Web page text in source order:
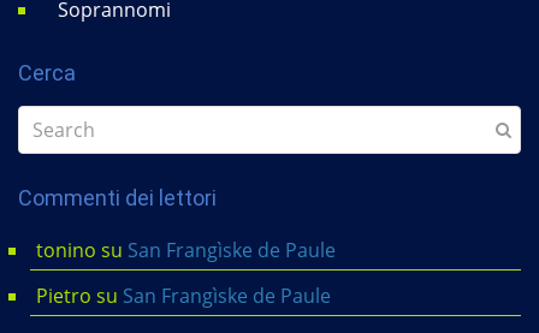
Soprannomi
Cerca
Commenti dei lettori
tonino su San Frangìske de Paule
Pietro su San Frangìske de Paule